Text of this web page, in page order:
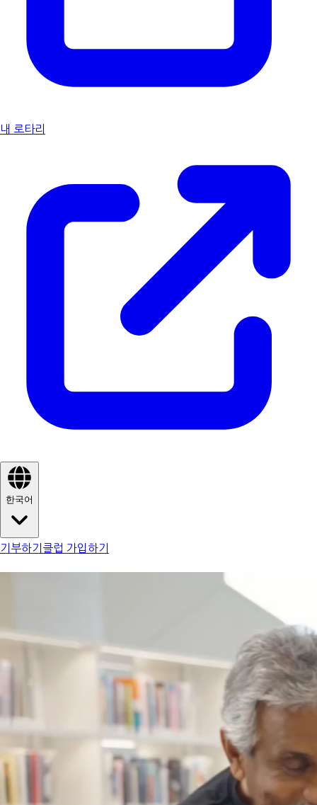
내 로타리
한국어
기부하기 클럽 가입하기